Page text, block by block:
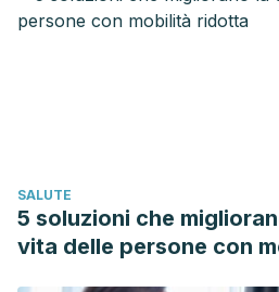
SALUTE
5 soluzioni che
vita delle persone con